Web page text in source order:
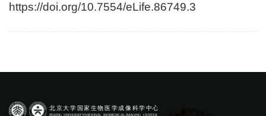
https://doi.org/10.7554/eLife.86749.3